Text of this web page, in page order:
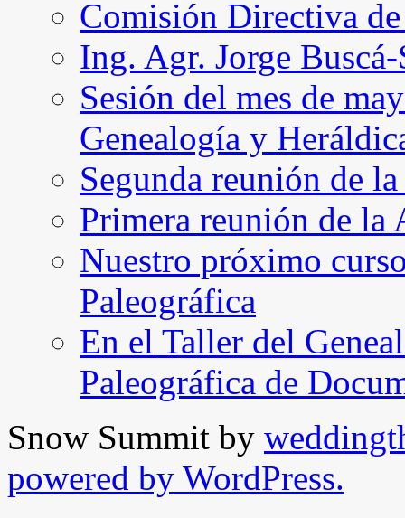
Comisión Directiva
Ing. Agr. Jorge
Sesión del mes de
Genealogía y
Segunda reunión de
Primera reunión de la
Nuestro próximo
Paleográfica
En el Taller del
Paleográfica de
Snow Summit by
powered by WordPress.